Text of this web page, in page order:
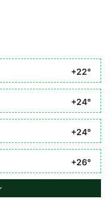
+22°
+24°
+24°
+26°